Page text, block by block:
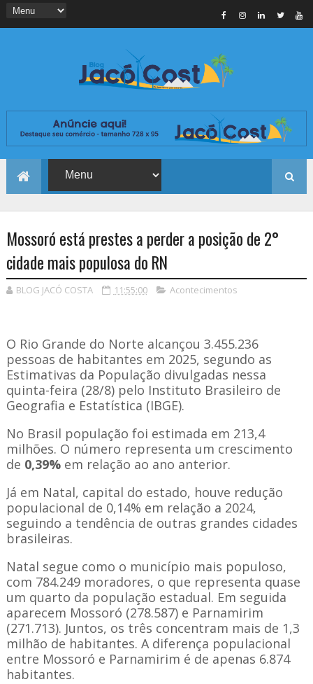
Mossoró está prestes a perder a posição de 2°
cidade mais populosa do RN
BLOG JACÓ COSTA 11:55:00 Acontecimentos
O Rio Grande do Norte alcançou 3.455.236
pessoas de habitantes em 2025, segundo as
Estimativas da População divulgadas nessa
quinta-feira (28/8) pelo Instituto Brasileiro de
Geografia e Estatística (IBGE).
No Brasil população foi estimada em 213,4
milhões. O número representa um crescimento
de 0,39%em relação ao ano anterior.
Já em Natal, capital do estado, houve redução
populacional de 0,14% em relação a 2024,
seguindo a tendência de outras grandes cidades
brasileiras.
Natal segue como o município mais populoso,
com 784.249 moradores, o que representa quase
um quarto da população estadual. Em seguida
aparecem Mossoró (278.587) e Parnamirim
(271.713). Juntos, os três concentram mais de 1,3
milhão de habitantes. A diferença populacional
entre Mossoró e Parnamirim é de apenas 6.874
habitantes.